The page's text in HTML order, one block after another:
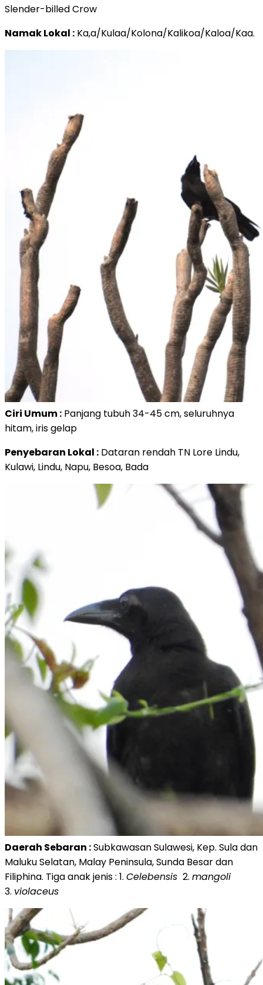
Slender-billed Crow
Namak Lokal : Ka,a/Kulaa/Kolona/Kalikoa/Kaloa/Kaa.
Ciri Umum : Panjang tubuh 34-45 cm, seluruhnya
hitam, iris gelap
Penyebaran Lokal : Dataran rendah TN Lore Lindu,
Kulawi, Lindu, Napu, Besoa, Bada
Daerah Sebaran :Subkawasan Sulawesi, Kep. Sula dan
Maluku Selatan, Malay Peninsula, Sunda Besar dan
Filiphina. Tiga anak jenis : 1. Celebensis 2. mangoli
3. violaceus